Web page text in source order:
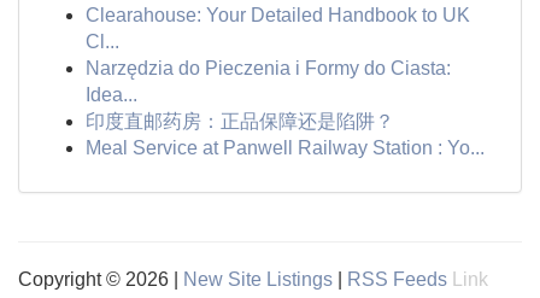
Clearahouse: Your Detailed Handbook to UK
Cl...
Narzędzia do Pieczenia i Formy do Ciasta:
Idea...
印度直邮药房：正品保障还是陷阱？
Meal Service at Panwell Railway Station : Yo...
Copyright © 2026 | New Site Listings RSS Feeds
Link